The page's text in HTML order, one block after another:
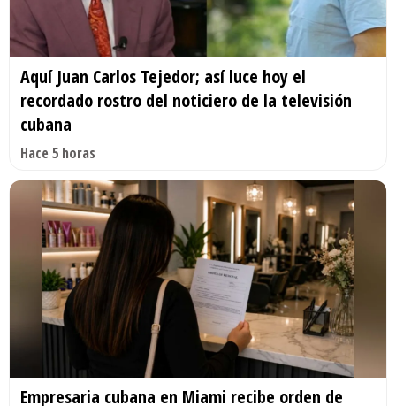
Aquí Juan Carlos Tejedor; así luce hoy el
recordado rostro del noticiero de la televisión
cubana
Hace 5 horas
Empresaria cubana en Miami recibe orden de